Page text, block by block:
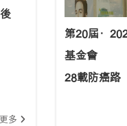
多
第20屆
基金會
28載防癌